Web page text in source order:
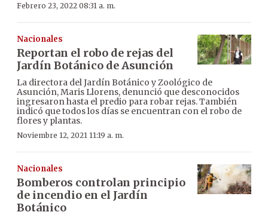
Febrero 23, 2022 08:31 a. m.
Nacionales
Reportan el robo de rejas del
Jardín Botánico de Asunción
La directora del Jardín Botánico y Zoológico de
Asunción, Maris Llorens, denunció que desconocidos
ingresaron hasta el predio para robar rejas. También
indicó que todos los días se encuentran con el robo de
flores y plantas.
Noviembre 12, 2021 11:19 a. m.
Nacionales
Bomberos controlan principio
de incendio en el Jardín
Botánico